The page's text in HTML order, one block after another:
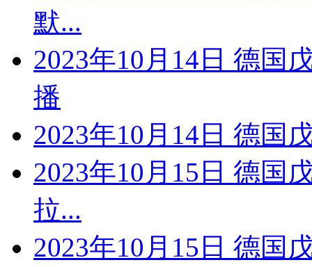
默...
2023年10月14日 德国
播
2023年10月14日 德国
2023年10月15日 德国
拉...
2023年10月15日 德国